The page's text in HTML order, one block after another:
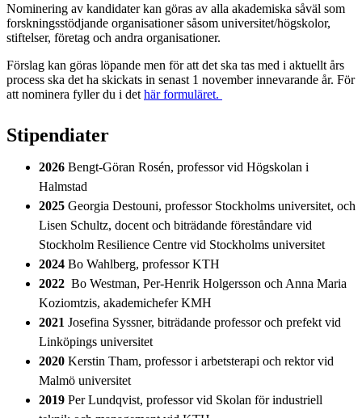
Nominering av kandidater kan göras av alla akademiska såväl som
forskningsstödjande organisationer såsom universitet/högskolor,
stiftelser, företag och andra organisationer.
Förslag kan göras löpande men för att det ska tas med i aktuellt års
process ska det ha skickats in senast 1 november innevarande år. För
att nominera fyller du i det här formuläret.
Stipendiater
2026 Bengt-Göran Rosén, professor vid Högskolan i
Halmstad
2025 Georgia Destouni, professor Stockholms universitet, och
Lisen Schultz, docent och biträdande föreståndare vid
Stockholm Resilience Centre vid Stockholms universitet
2024 Bo Wahlberg, professor KTH
2022 Bo Westman, Per-Henrik Holgersson och Anna Maria
Koziomtzis, akademichefer KMH
2021 Josefina Syssner, biträdande professor och prefekt vid
Linköpings universitet
2020 Kerstin Tham, professor i arbetsterapi och rektor vid
Malmö universitet
2019 Per Lundqvist, professor vid Skolan för industriell